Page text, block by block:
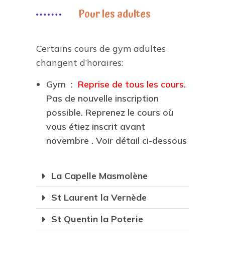
Pour les adultes
Certains cours de gym adultes
changent d’horaires:
Gym : Reprise de tous les cours.
Pas de nouvelle inscription
possible. Reprenez le cours où
vous étiez inscrit avant
novembre . Voir détail ci-dessous
La Capelle Masmolène
St Laurent la Vernède
St Quentin la Poterie